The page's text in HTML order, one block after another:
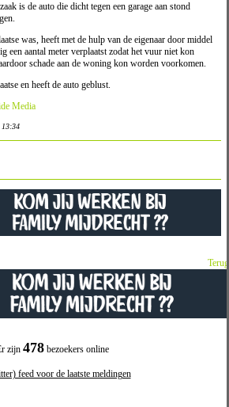
zijn 478bezoekers online
feed voor de laatste meldingen
is de auto die dicht tegen een garage aan stond
was, heeft met de hulp van de eigenaar door middel
een aantal meter verplaatst zodat het vuur niet kon
schade aan de woning kon worden voorkomen.
en heeft de auto geblust.
Media
Terug